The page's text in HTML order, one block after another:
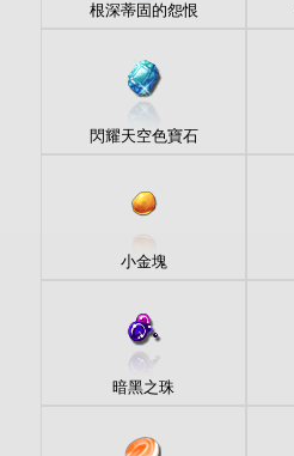
根深蒂固的怨恨
閃耀天空色寶石
小金塊
暗黑之珠